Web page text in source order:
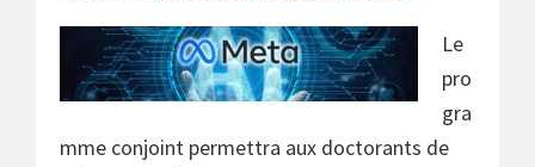
Le
pro
gra
mme conjoint permettra aux doctorants de